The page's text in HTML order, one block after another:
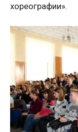
хореографии».